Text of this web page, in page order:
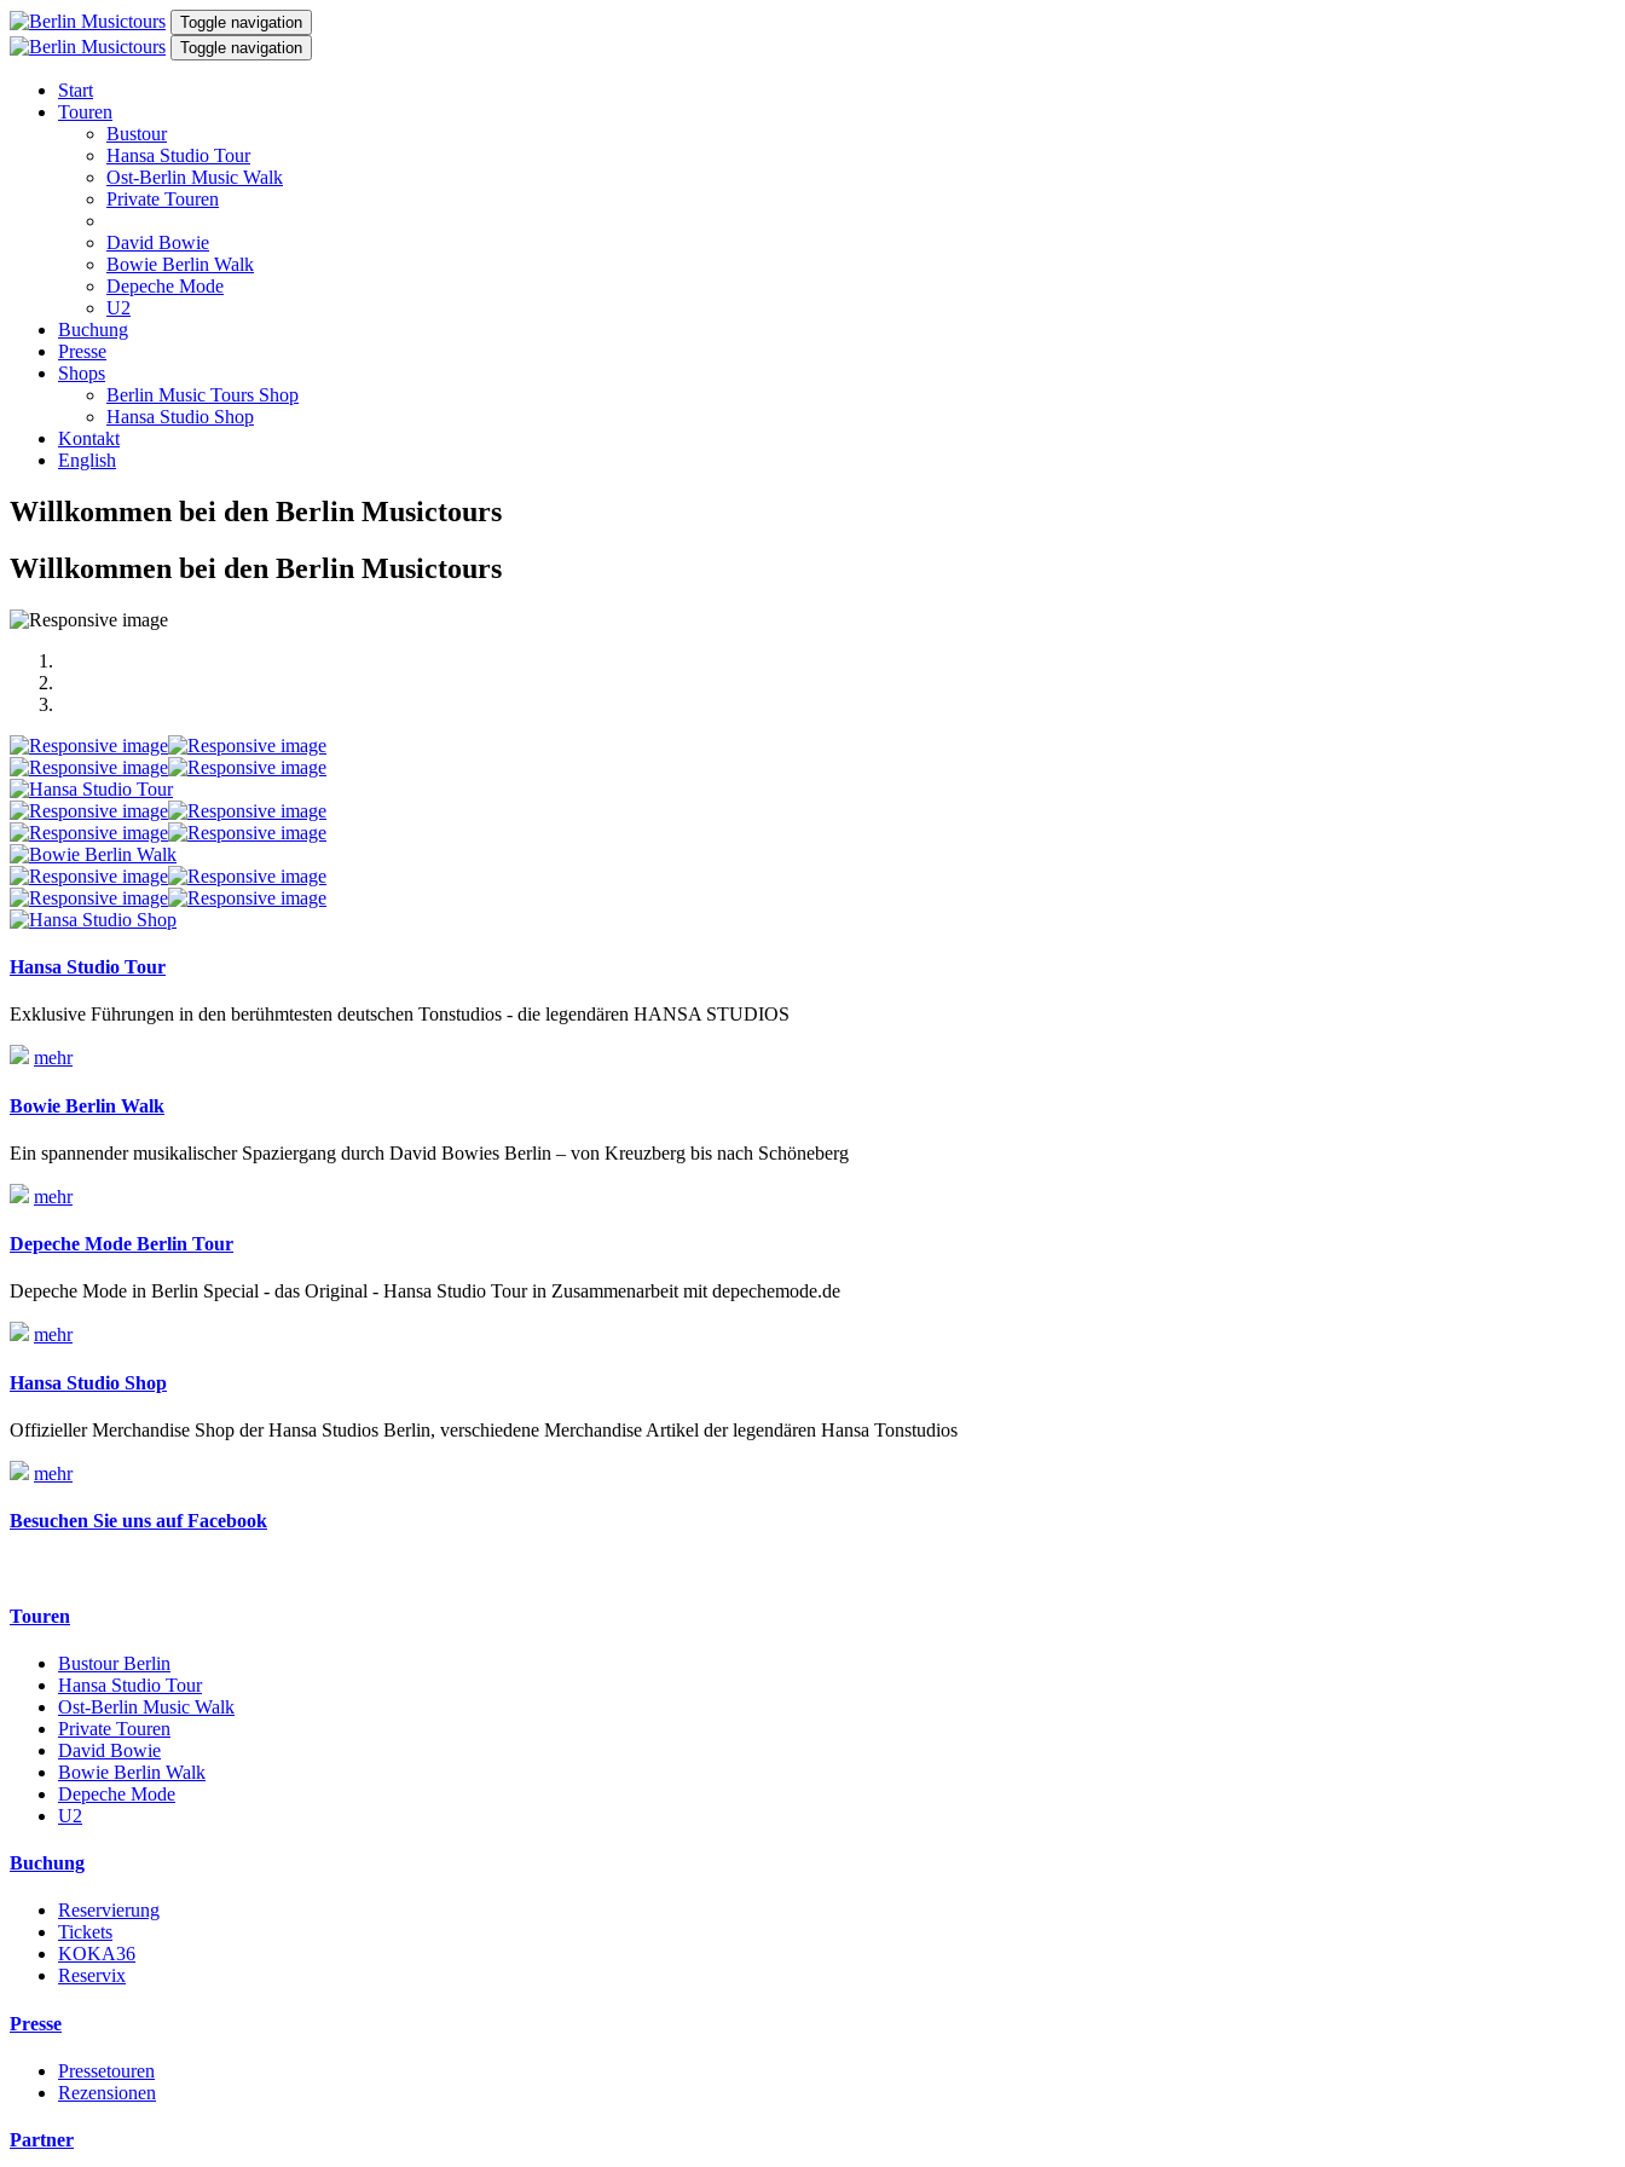
Toggle navigation
Toggle navigation
Start
Touren
Bustour
Hansa Studio Tour
Ost-Berlin Music Walk
Private Touren
David Bowie
Bowie Berlin Walk
Depeche Mode
U2
Buchung
Presse
Shops
Berlin Music Tours Shop
Hansa Studio Shop
Kontakt
English
Willkommen bei den Berlin Musictours
Willkommen bei den Berlin Musictours
Hansa Studio Tour
Exklusive Führungen in den berühmtesten deutschen Tonstudios - die legendären HANSA STUDIOS
mehr
Bowie Berlin Walk
Ein spannender musikalischer Spaziergang durch David Bowies Berlin – von Kreuzberg bis nach Schöneberg
mehr
Depeche Mode Berlin Tour
Depeche Mode in Berlin Special - das Original - Hansa Studio Tour in Zusammenarbeit mit depechemode.de
mehr
Hansa Studio Shop
Offizieller Merchandise Shop der Hansa Studios Berlin, verschiedene Merchandise Artikel der legendären Hansa Tonstudios
mehr
Besuchen Sie uns auf Facebook
Touren
Bustour Berlin
Hansa Studio Tour
Ost-Berlin Music Walk
Private Touren
David Bowie
Bowie Berlin Walk
Depeche Mode
U2
Buchung
Reservierung
Tickets
KOKA36
Reservix
Presse
Pressetouren
Rezensionen
Partner